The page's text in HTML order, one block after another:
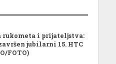
rukometa i prijateljstva:
jubilarni 15. HTC
FOTO)